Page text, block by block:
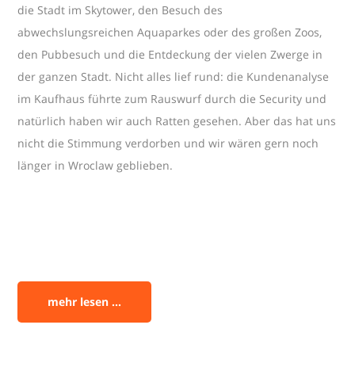
die Stadt im Skytower, den Besuch des
abwechslungsreichen Aquaparkes oder des großen Zoos,
den Pubbesuch und die Entdeckung der vielen Zwerge in
der ganzen Stadt. Nicht alles lief rund: die Kundenanalyse
im Kaufhaus führte zum Rauswurf durch die Security und
natürlich haben wir auch Ratten gesehen. Aber das hat uns
nicht die Stimmung verdorben und wir wären gern noch
länger in Wroclaw geblieben.
mehr lesen ...